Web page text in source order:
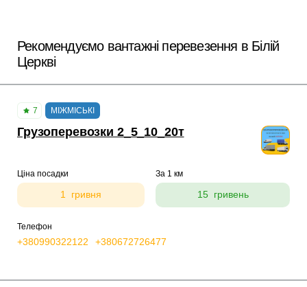
Рекомендуємо вантажні перевезення в Білій
Церкві
7 МІЖМІСЬКІ
Грузоперевозки 2_5_10_20т
Ціна посадки
1 гривня
За 1 км
15 гривень
Телефон
+380990322122 +380672726477